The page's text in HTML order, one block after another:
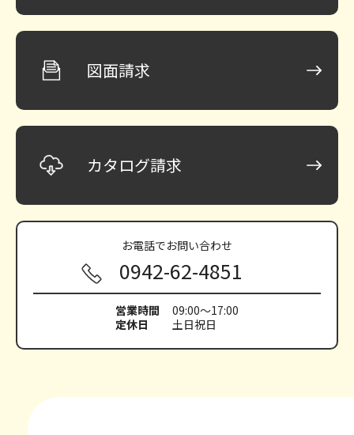
図面請求
カタログ請求
お電話でお問い合わせ
0942-62-4851
営業時間
09:00～17:00
定休日
土日祝日